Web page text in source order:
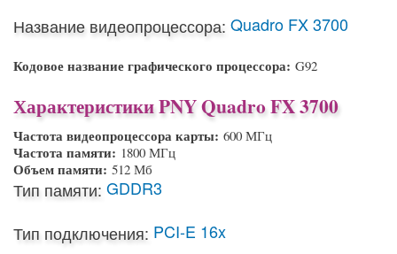
Название видеопроцессора: Quadro FX 3700
Кодовое название графического процессора: G92
Характеристики PNY Quadro FX 3700
Частота видеопроцессора карты: 600 МГц
Частота памяти: 1800 МГц
Объем памяти: 512 Мб
Тип памяти: GDDR3
Тип подключения: PCI-E 16x